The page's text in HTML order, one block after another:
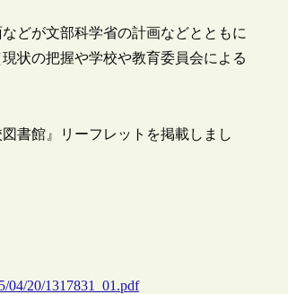
どが文部科学省の計画などとともに
状の把握や学校や教育委員会による
書館』リーフレットを掲載しまし
04/20/1317831_01.pdf